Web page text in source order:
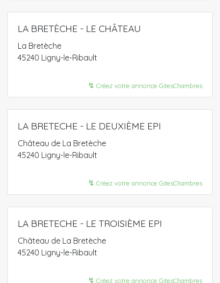
LA BRETÈCHE - LE CHÂTEAU
La Bretèche
45240 Ligny-le-Ribault
↯ Créez votre annonce GitesChambres
LA BRETECHE - LE DEUXIÈME EPI
Château de La Bretèche
45240 Ligny-le-Ribault
↯ Créez votre annonce GitesChambres
LA BRETECHE - LE TROISIÈME EPI
Château de La Bretèche
45240 Ligny-le-Ribault
↯ Créez votre annonce GitesChambres